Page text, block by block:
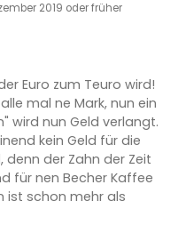
2019 oder früher
Euro zum Teuro wird!
mal ne Mark, nun ein
wird nun Geld verlangt.
kein Geld für die
der Zahn der Zeit
für nen Becher Kaffee
ist schon mehr als